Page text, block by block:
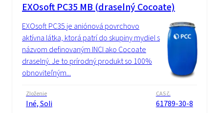
EXOsoft PC35 MB (draselný Cocoate)
EXOsoft PC35 je aniónová povrchovo
aktívna látka, ktorá patrí do skupiny mydiel s
názvom definovaným INCI ako Cocoate
draselný. Je to prírodný produkt so 100%
obnoviteľným...
Zloženie
Iné, Soli
CAS č.
61789-30-8